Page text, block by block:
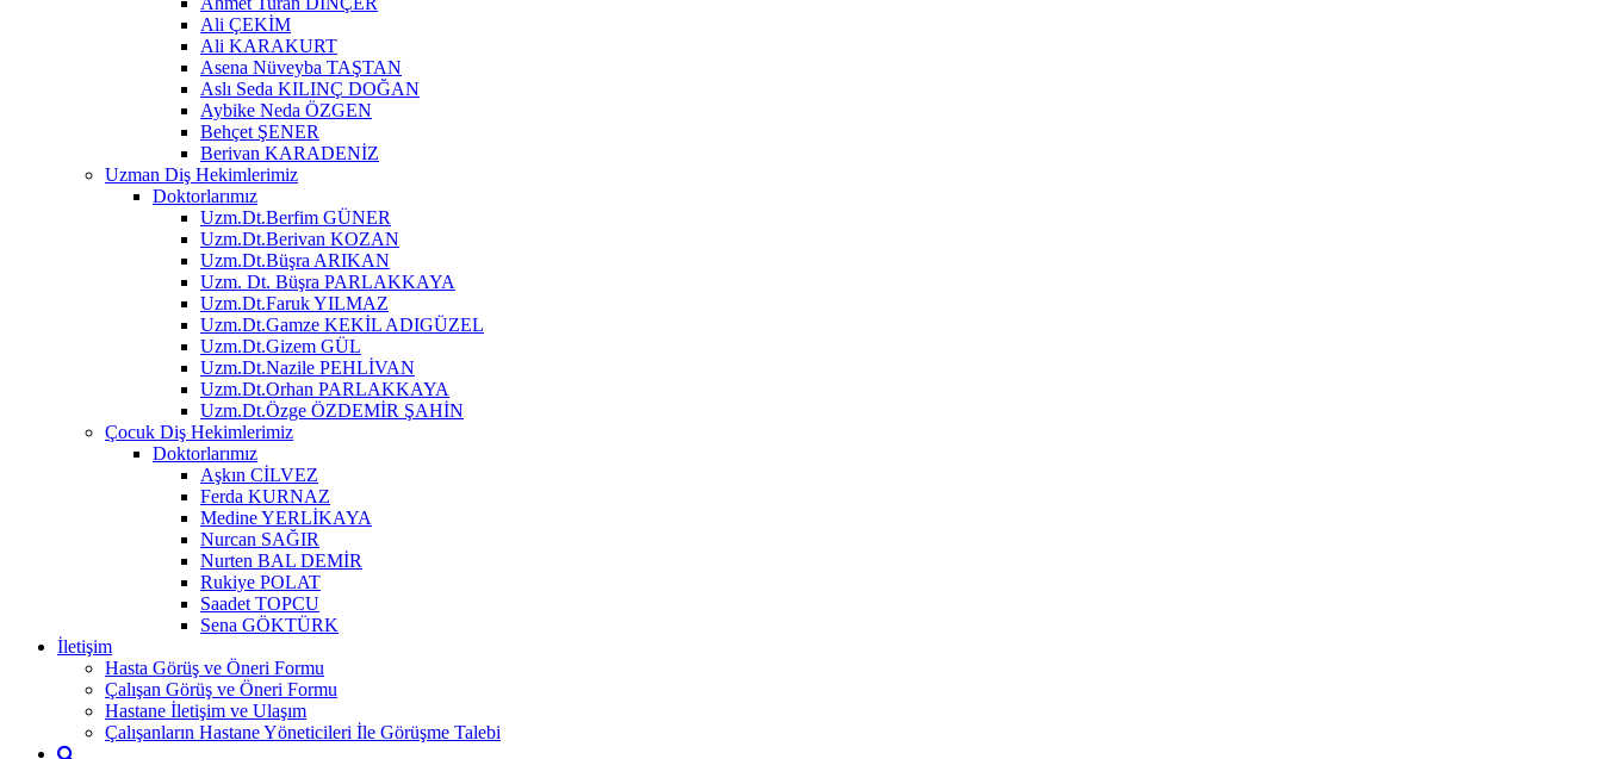
Ali ÇEKİM
Ali KARAKURT
Asena Nüveyba TAŞTAN
Aslı Seda KILINÇ DOĞAN
Aybike Neda ÖZGEN
Behçet ŞENER
Berivan KARADENİZ
Uzman Diş Hekimlerimiz
Doktorlarımız
Uzm.Dt.Berfim GÜNER
Uzm.Dt.Berivan KOZAN
Uzm.Dt.Büşra ARIKAN
Uzm. Dt. Büşra PARLAKKAYA
Uzm.Dt.Faruk YILMAZ
Uzm.Dt.Gamze KEKİL ADIGÜZEL
Uzm.Dt.Gizem GÜL
Uzm.Dt.Nazile PEHLİVAN
Uzm.Dt.Orhan PARLAKKAYA
Uzm.Dt.Özge ÖZDEMİR ŞAHİN
Çocuk Diş Hekimlerimiz
Doktorlarımız
Aşkın CİLVEZ
Ferda KURNAZ
Medine YERLİKAYA
Nurcan SAĞIR
Nurten BAL DEMİR
Rukiye POLAT
Saadet TOPCU
Sena GÖKTÜRK
İletişim
Hasta Görüş ve Öneri Formu
Çalışan Görüş ve Öneri Formu
Hastane İletişim ve Ulaşım
Çalışanların Hastane Yöneticileri İle Görüşme Talebi